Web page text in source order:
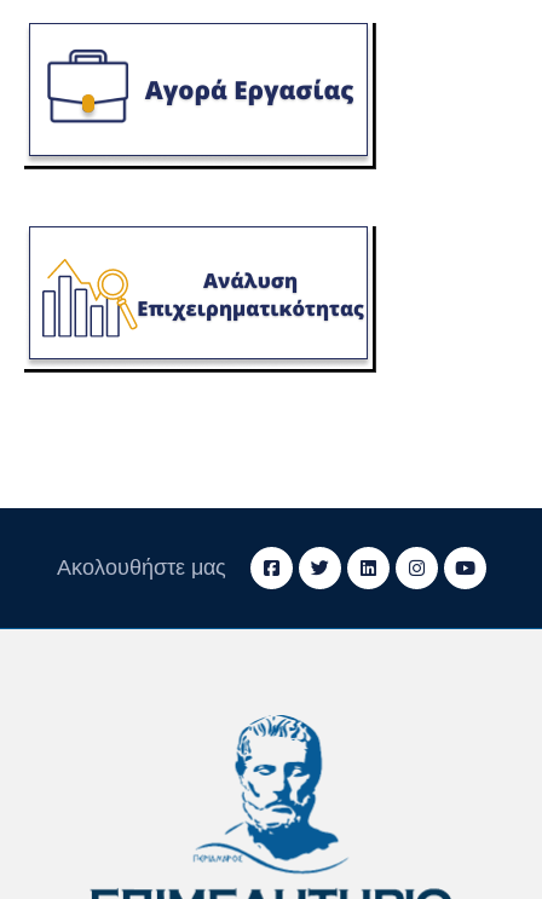
Ακολουθήστε μας